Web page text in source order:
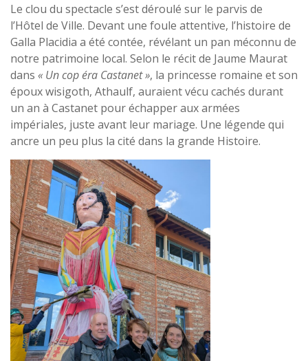
Le clou du spectacle s’est déroulé sur le parvis de
l’Hôtel de Ville. Devant une foule attentive, l’histoire de
Galla Placidia a été contée, révélant un pan méconnu de
notre patrimoine local. Selon le récit de Jaume Maurat
dans « Un cop éra Castanet », la princesse romaine et son
époux wisigoth, Athaulf, auraient vécu cachés durant
un an à Castanet pour échapper aux armées
impériales, juste avant leur mariage. Une légende qui
ancre un peu plus la cité dans la grande Histoire.